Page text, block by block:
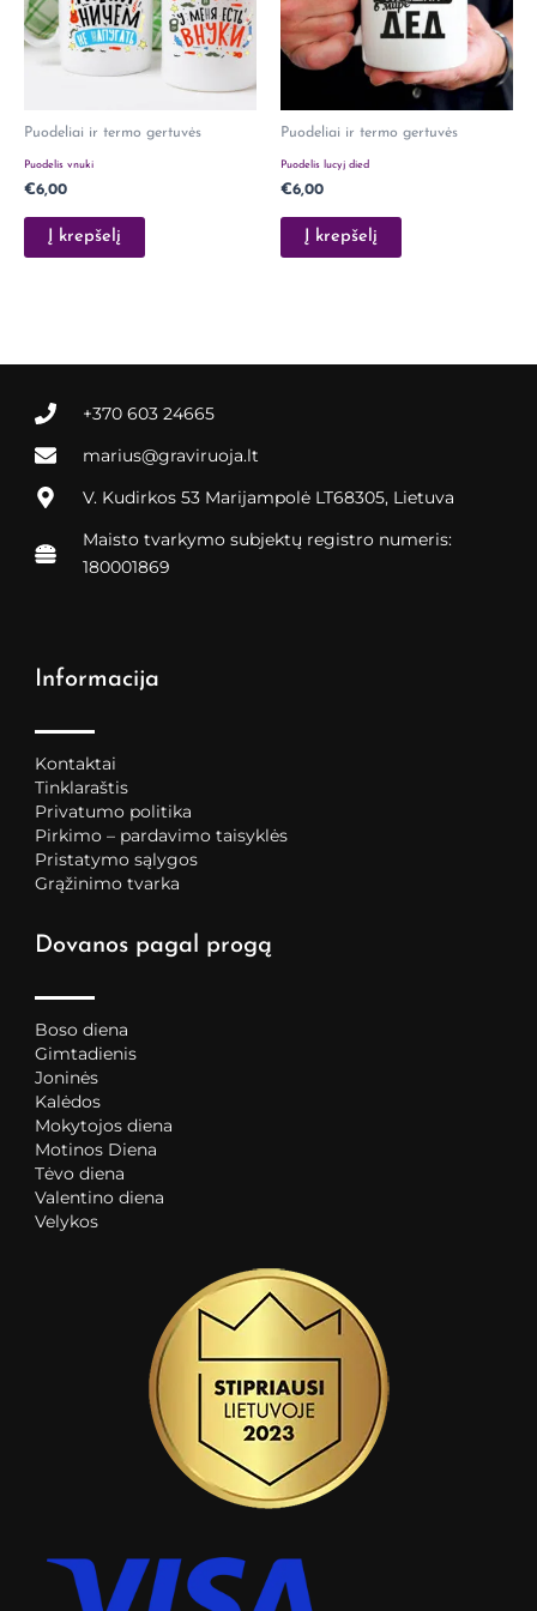
Puodeliai ir termo gertuvės
Puodelis vnuki
€6,00
Į krepšelį
Puodeliai ir termo gertuvės
Puodelis lucyj died
€6,00
Į krepšelį
+370 603 24665
marius@graviruoja.lt
V. Kudirkos 53 Marijampolė LT68305, Lietuva
Maisto tvarkymo subjektų registro numeris:
180001869
Informacija
Kontaktai
Tinklaraštis
Privatumo politika
Pirkimo – pardavimo taisyklės
Pristatymo sąlygos
Grąžinimo tvarka
Dovanos pagal progą
Boso diena
Gimtadienis
Joninės
Kalėdos
Mokytojos diena
Motinos Diena
Tėvo diena
Valentino diena
Velykos